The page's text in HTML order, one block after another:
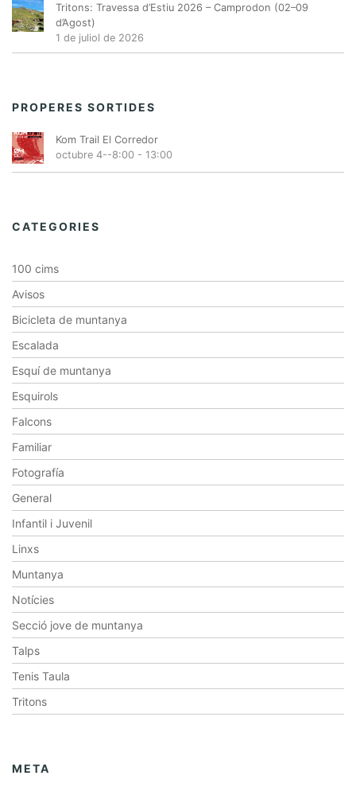
Tritons: Travessa d’Estiu 2026 – Camprodon (02–09
d’Agost)
1 de juliol de 2026
PROPERES SORTIDES
Kom Trail El Corredor
octubre 4--8:00 - 13:00
CATEGORIES
100 cims
Avisos
Bicicleta de muntanya
Escalada
Esquí de muntanya
Esquirols
Falcons
Familiar
Fotografía
General
Infantil i Juvenil
Linxs
Muntanya
Notícies
Secció jove de muntanya
Talps
Tenis Taula
Tritons
META